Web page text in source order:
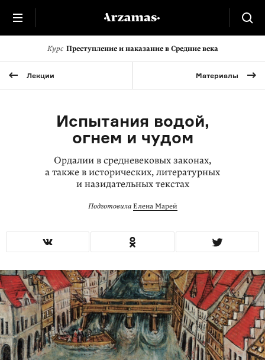
Курс Преступление и наказание в Средние века
Лекции Материалы
Испытания водой,
огнем и чудом
Ордалии в средневековых законах,
а также в исторических, литературных
и назидательных текстах
Подготовила Елена Марей